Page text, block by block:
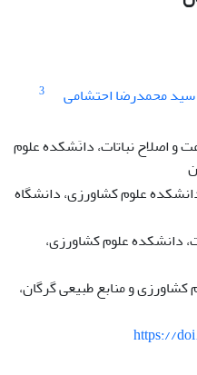
سید محمدرضا احتشامی 3
و اصلاح نباتات، دانَشکده علوم
علوم کشاورزی، دانشگاه
دانشکده علوم کشاورزی،
کشاورزی و منابع طبیعی گرگان،
https://